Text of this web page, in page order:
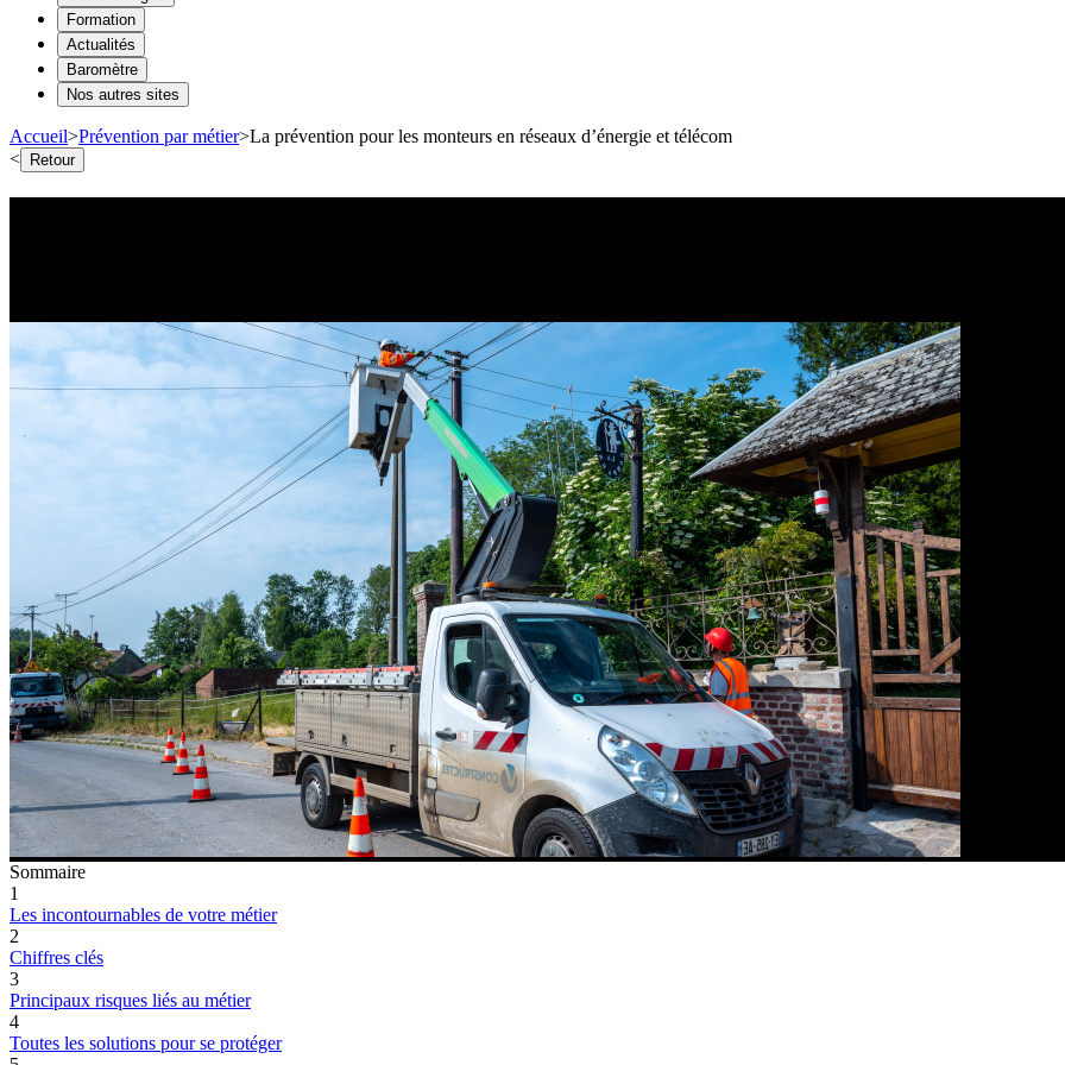
Formation
Actualités
Baromètre
Nos autres sites
Accueil>Prévention par métier>La prévention pour les monteurs en réseaux d’énergie et télécom
< Retour
Sommaire
1
Les incontournables de votre métier
2
Chiffres clés
3
Principaux risques liés au métier
4
Toutes les solutions pour se protéger